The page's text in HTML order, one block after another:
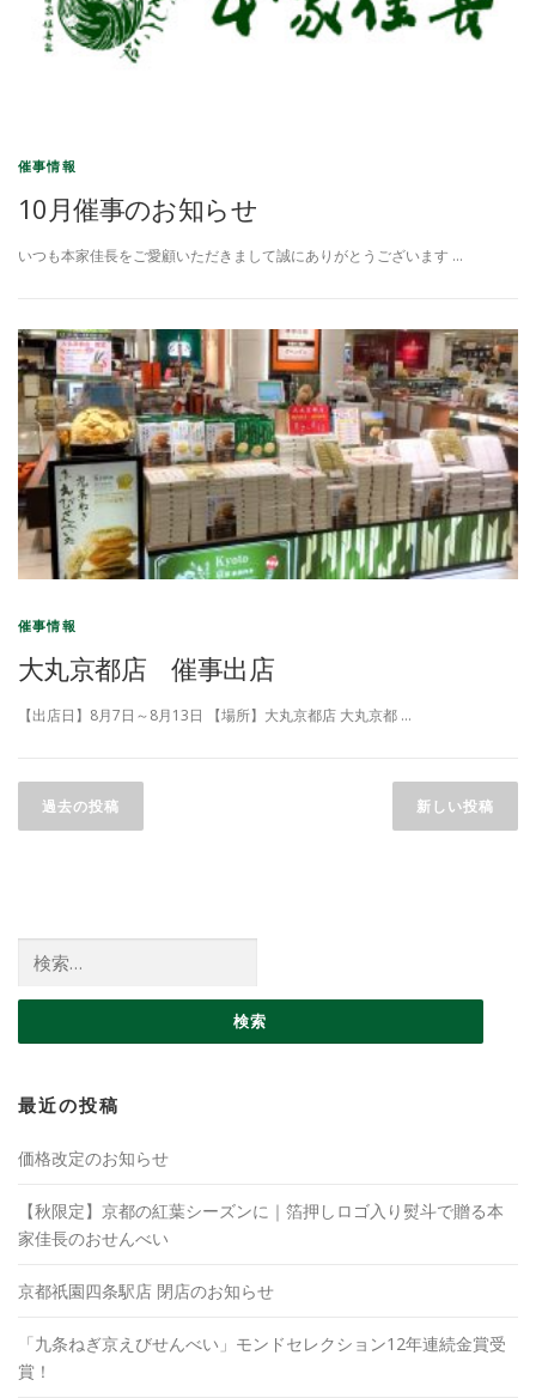
催事情報
10月催事のお知らせ
いつも本家佳長をご愛顧いただきまして誠にありがとうございます …
催事情報
大丸京都店 催事出店
【出店日】8月7日～8月13日 【場所】大丸京都店 大丸京都 …
投稿ナビゲーション
過去の投稿 新しい投稿
最近の投稿
価格改定のお知らせ
【秋限定】京都の紅葉シーズンに｜箔押しロゴ入り熨斗で贈る本
家佳長のおせんべい
京都祇園四条駅店 閉店のお知らせ
「九条ねぎ京えびせんべい」モンドセレクション12年連続金賞受
賞！